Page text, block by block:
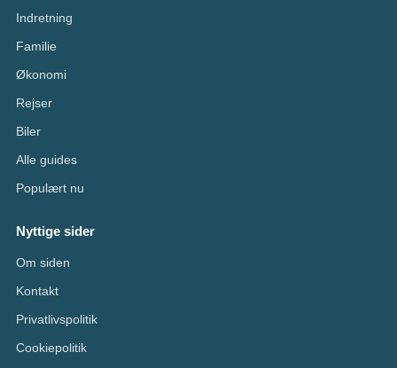
Indretning
Familie
Økonomi
Rejser
Biler
Alle guides
Populært nu
Nyttige sider
Om siden
Kontakt
Privatlivspolitik
Cookiepolitik